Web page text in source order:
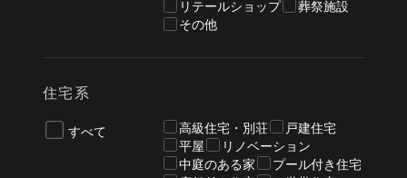
リテールショップ
葬祭施設
その他
住宅系
すべて 高級住宅・別荘
戸建住宅
平屋
リノベーション
中庭のある家
プール付き住宅